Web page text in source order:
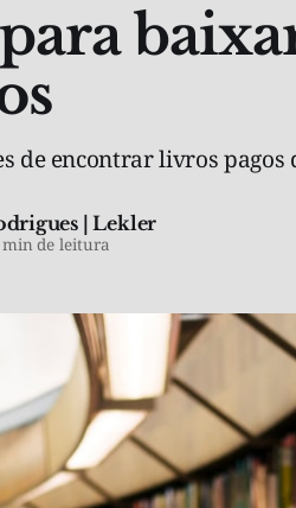
de encontrar livros pagos
| Lekler
de leitura